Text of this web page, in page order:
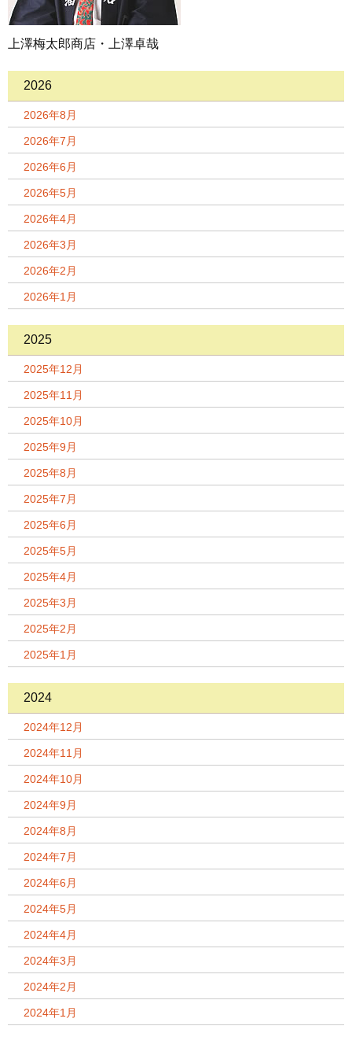
上澤梅太郎商店・上澤卓哉
2026
2026年8月
2026年7月
2026年6月
2026年5月
2026年4月
2026年3月
2026年2月
2026年1月
2025
2025年12月
2025年11月
2025年10月
2025年9月
2025年8月
2025年7月
2025年6月
2025年5月
2025年4月
2025年3月
2025年2月
2025年1月
2024
2024年12月
2024年11月
2024年10月
2024年9月
2024年8月
2024年7月
2024年6月
2024年5月
2024年4月
2024年3月
2024年2月
2024年1月